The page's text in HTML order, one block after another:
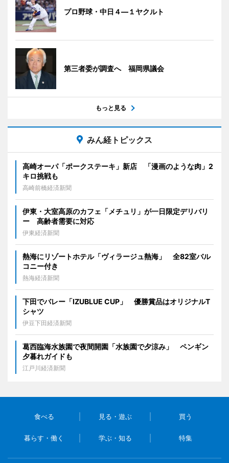
プロ野球・中日４―１ヤクルト
第三者委が調査へ 福岡県議会
もっと見る
みん経トピックス
高崎オーパ「ポークステーキ」新店 「漫画のような肉」2
キロ挑戦も
高崎前橋経済新聞
伊東・大室高原のカフェ「メチュリ」が一日限定デリバリ
ー 高齢者需要に対応
伊東経済新聞
熱海にリゾートホテル「ヴィラージュ熱海」 全82室バル
コニー付き
熱海経済新聞
下田でバレー「IZUBLUE CUP」 優勝賞品はオリジナルT
シャツ
伊豆下田経済新聞
葛西臨海水族園で夜間開園「水族園で夕涼み」 ペンギン
夕暮れガイドも
江戸川経済新聞
食べる 見る・遊ぶ 買う
暮らす・働く 学ぶ・知る 特集